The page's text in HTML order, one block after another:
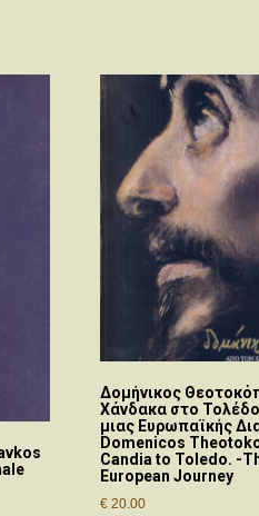
Δομήνικος
Χάνδακα στο
μιας Ευρωπαϊκής
Domenicos
Candia to Toledo. -
European Journey
€20.00